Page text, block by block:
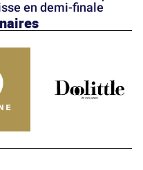
en demi-finale